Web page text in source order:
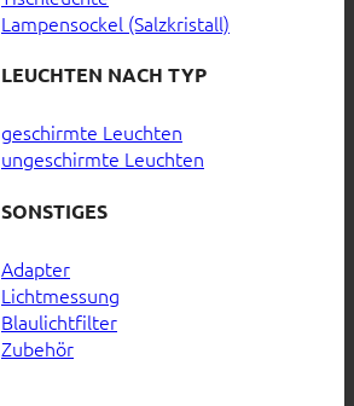
Lampensockel (Salzkristall)
LEUCHTEN NACH TYP
geschirmte Leuchten
ungeschirmte Leuchten
SONSTIGES
Adapter
Lichtmessung
Blaulichtfilter
Zubehör